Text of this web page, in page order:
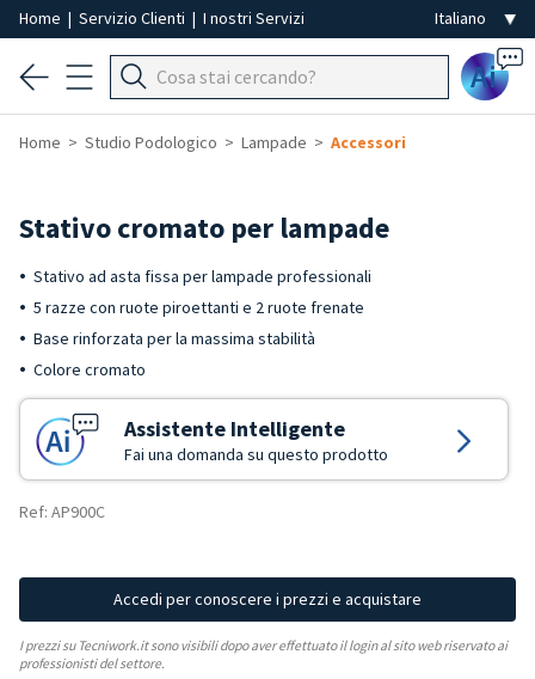
Home | Servizio Clienti | I nostri Servizi
Ai
Home Studio Podologico Lampade Accessori
Stativo cromato per lampade
Stativo ad asta fissa per lampade professionali
5 razze con ruote piroettanti e 2 ruote frenate
Base rinforzata per la massima stabilità
Colore cromato
Assistente Intelligente
Fai una domanda su questo prodotto
Ref: AP900C
Accedi per conoscere i prezzi e acquistare
I prezzi su Tecniwork.it sono visibili dopo aver effettuato il login al sito web riservato ai
professionisti del settore.